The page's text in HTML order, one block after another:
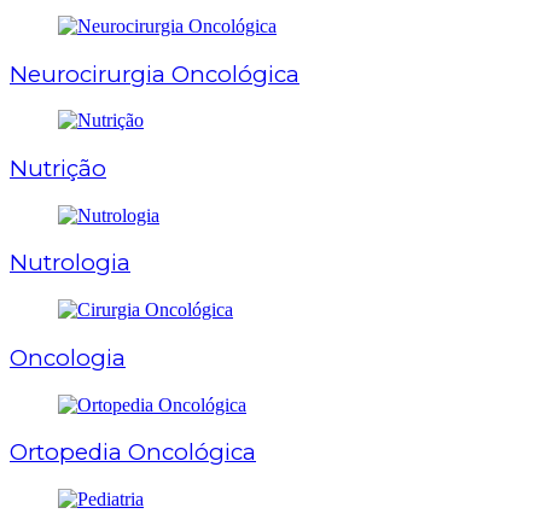
Neurocirurgia Oncológica
Nutrição
Nutrologia
Oncologia
Ortopedia Oncológica